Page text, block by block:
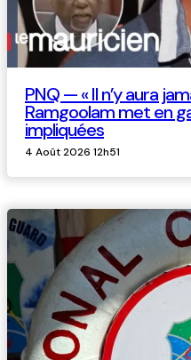
PNQ — « Il n’y aura
Ramgoolam met en
impliquées
4 Août 2026 12h51